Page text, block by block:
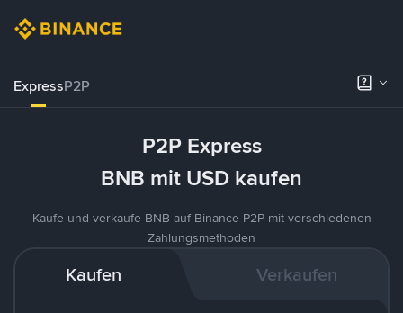
ExpressP2P
P2P Express
BNB mit USD kaufen
Kaufe und verkaufe BNB auf Binance P2P mit verschiedenen
Zahlungsmethoden
Kaufen Verkaufen